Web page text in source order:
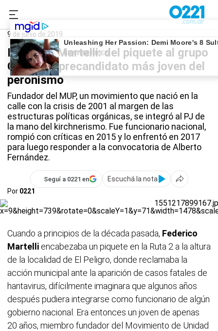
0221.com.ar
9 de junio de 2019
Federico Martelli: del piquete al grupo
Callao, el precandidato más joven del
peronismo
Fundador del MUP, un movimiento que nació en la
calle con la crisis de 2001 al margen de las
estructuras políticas orgánicas, se integró al PJ de
la mano del kirchnerismo. Fue funcionario nacional,
rompió con críticas en 2015 y lo enfrentó en 2017
para luego responder a la convocatoria de Alberto
Fernández.
Seguí a 0221 en
Escuchá la nota
Por 0221
Cuando a principios de la década pasada, Federico
Martelli encabezaba un piquete en la Ruta 2 a la altura
de la localidad de El Peligro, donde reclamaba la
acción municipal ante la aparición de casos fatales de
hantavirus, difícilmente imaginara que algunos años
después pudiera integrarse como funcionario de algún
gobierno nacional. Era entonces un joven de apenas
20 años, miembro fundador del Movimiento de Unidad